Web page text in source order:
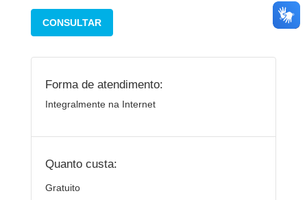
CONSULTAR
Forma de atendimento:
Integralmente na Internet
Quanto custa:
Gratuito